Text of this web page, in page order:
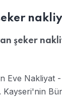
şeker
Eve Nakliyat
Kayseri'nin